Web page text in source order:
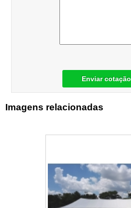
Enviar cotação
Imagens relacionadas